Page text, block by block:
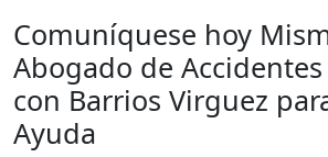
Comuníquese hoy
Abogado de
con Barrios Virguez
Ayuda